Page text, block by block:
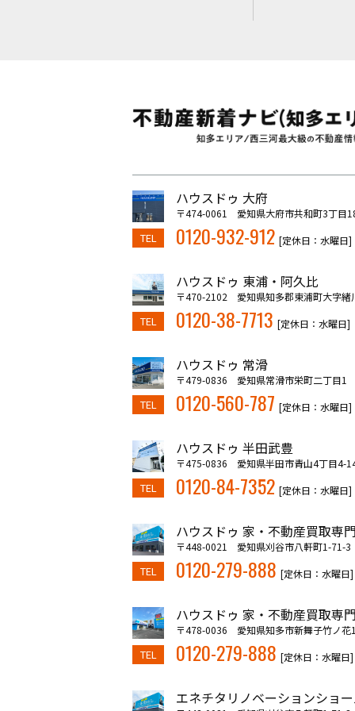
ハウスドゥ 大府
〒474-0061 愛知県大府市共和町3丁目
TEL 0120-932-912 [定休日：水曜日]
ハウスドゥ 東浦・阿久比
〒470-2102 愛知県知多郡東浦町大字緒
TEL 0120-38-7713 [定休日：水曜日]
ハウスドゥ 常滑
〒479-0836 愛知県常滑市栄町二丁目1
TEL 0120-560-787 [定休日：水曜日]
ハウスドゥ 半田武豊
〒475-0836 愛知県半田市青山4丁目4-
TEL 0120-84-7352 [定休日：水曜日]
ハウスドゥ 家・不動産買取専
〒448-0021 愛知県刈谷市八軒町1-71-3
TEL 0120-279-888 [定休日：水曜日]
ハウスドゥ 家・不動産買取専
〒478-0036 愛知県知多市新舞子竹ノ花
TEL 0120-279-888 [定休日：水曜日]
エネチタリノベーションショ